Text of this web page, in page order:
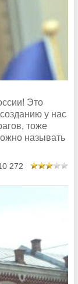
Это
у нас
тоже
называть
272